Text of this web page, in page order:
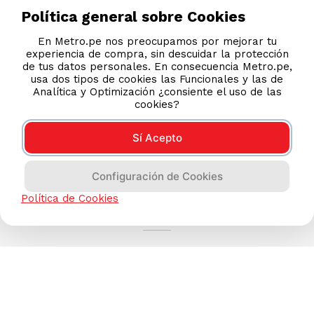
Política general sobre Cookies
En Metro.pe nos preocupamos por mejorar tu
experiencia de compra, sin descuidar la protección
de tus datos personales. En consecuencia Metro.pe,
usa dos tipos de cookies las Funcionales y las de
Analítica y Optimización ¿consiente el uso de las
cookies?
Sí Acepto
Configuración de Cookies
Política de Cookies